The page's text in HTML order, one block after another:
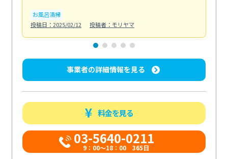
お風呂清掃
投稿日：2025/02/12
投稿者：モリヤマ
事業者の詳細情報を見る
料金を見る
03-5640-0211
9：00～18：00 365日